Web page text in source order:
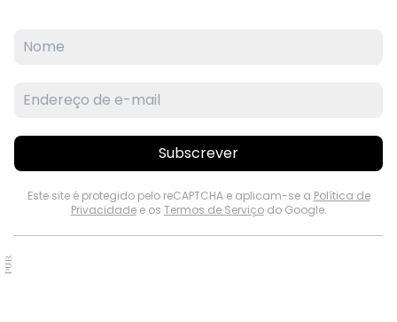
Subscrever
Este site é protegido pelo reCAPTCHA e aplicam-se a Política de
Privacidadee os Termos de Serviçodo Google.
PUB.